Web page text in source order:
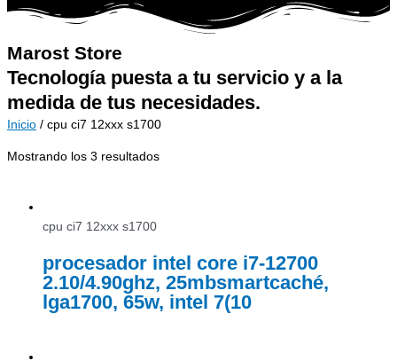
Marost Store
Tecnología puesta a tu servicio y a la
medida de tus necesidades.
Inicio / cpu ci7 12xxx s1700
Mostrando los 3 resultados
cpu ci7 12xxx s1700
procesador intel core i7-12700
2.10/4.90ghz, 25mbsmartcaché,
lga1700, 65w, intel 7(10